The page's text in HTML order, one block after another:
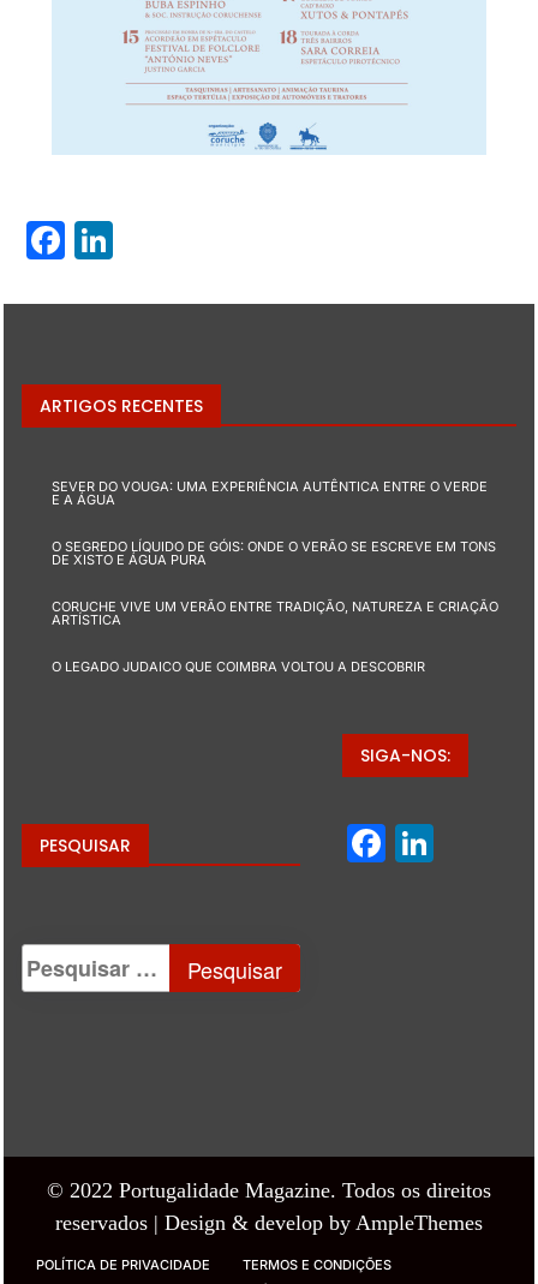
Facebook
ARTIGOS RECENTES
SEVER DO VOUGA: UMA EXPERIÊNCIA AUTÊNTICA ENTRE O VERDE
E A ÁGUA
O SEGREDO LÍQUIDO DE GÓIS: ONDE O VERÃO SE ESCREVE EM TONS
DE XISTO E ÁGUA PURA
CORUCHE VIVE UM VERÃO ENTRE TRADIÇÃO, NATUREZA E CRIAÇÃO
ARTÍSTICA
O LEGADO JUDAICO QUE COIMBRA VOLTOU A DESCOBRIR
PESQUISAR
SIGA-NOS:
© 2022 Portugalidade Magazine. Todos os direitos
reservados | Design & develop by AmpleThemes
POLÍTICA DE PRIVACIDADE
TERMOS E CONDIÇÕES